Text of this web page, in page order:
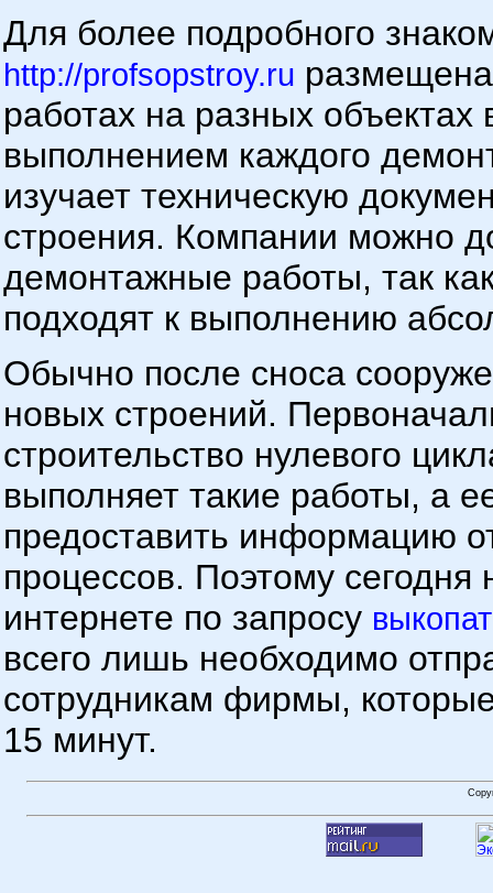
Для более подробного
http://profsopstroy.ru
работах на разных
выполнением каждого
изучает техническую
строения. Компании можно
демонтажные работы, так
подходят к выполнению
Обычно после сноса
новых строений.
строительство нулевого
выполняет такие работы, а
предоставить информацию
процессов. Поэтому сегодня
интернете по запросу
всего лишь необходимо
сотрудникам фирмы,
15 минут.